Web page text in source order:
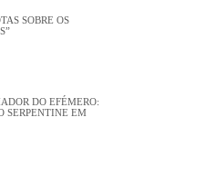
SOBRE OS
DO EFÉMERO:
SERPENTINE EM